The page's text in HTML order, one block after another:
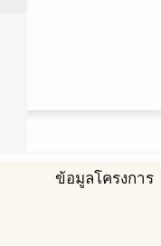
ข้อมูลโครงการ